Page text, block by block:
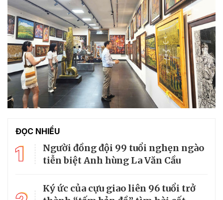
ĐỌC NHIỀU
1
Người đồng đội 99 tuổi nghẹn ngào
tiễn biệt Anh hùng La Văn Cầu
Ký ức của cựu giao liên 96 tuổi trở